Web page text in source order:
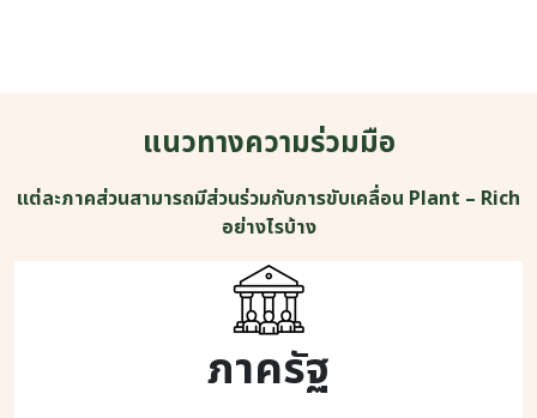
แนวทางความร่วมมือ
แต่ละภาคส่วนสามารถมีส่วนร่วมกับการขับเคลื่อน Plant – Rich
อย่างไรบ้าง
ภาครัฐ